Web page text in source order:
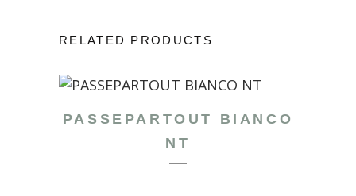
RELATED PRODUCTS
PASSEPARTOUT BIANCO
NT